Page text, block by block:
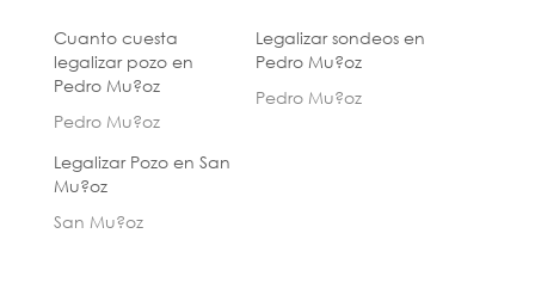
Cuanto cuesta
legalizar pozo en
Pedro Mu?oz
Pedro Mu?oz
Legalizar sondeos en
Pedro Mu?oz
Pedro Mu?oz
Legalizar Pozo en San
Mu?oz
San Mu?oz